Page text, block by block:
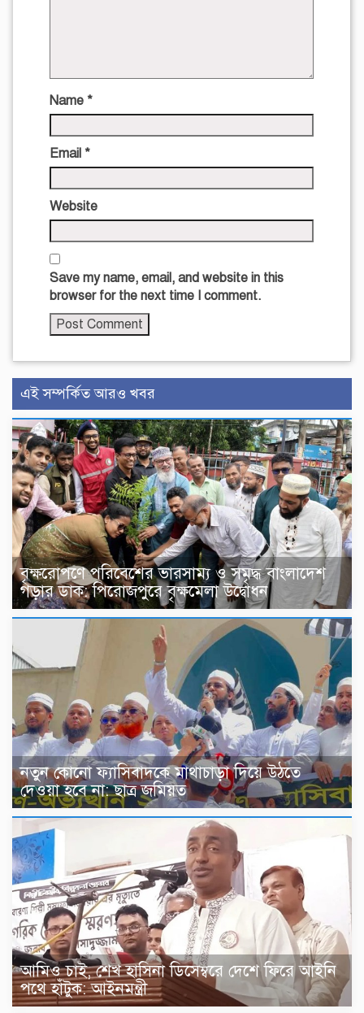
Name *
Email *
Website
Save my name, email, and website in this
browser for the next time I comment.
এই সম্পর্কিত আরও খবর
বৃক্ষরোপণে পরিবেশের ভারসাম্য ও সমৃদ্ধ বাংলাদেশ
গড়ার ডাক: পিরোজপুরে বৃক্ষমেলা উদ্বোধন
নতুন কোনো ফ্যাসিবাদকে মাথাচাড়া দিয়ে উঠতে
দেওয়া হবে না: ছাত্র জমিয়ত
আমিও চাই, শেখ হাসিনা ডিসেম্বরে দেশে ফিরে আইনি
পথে হাঁটুক: আইনমন্ত্রী